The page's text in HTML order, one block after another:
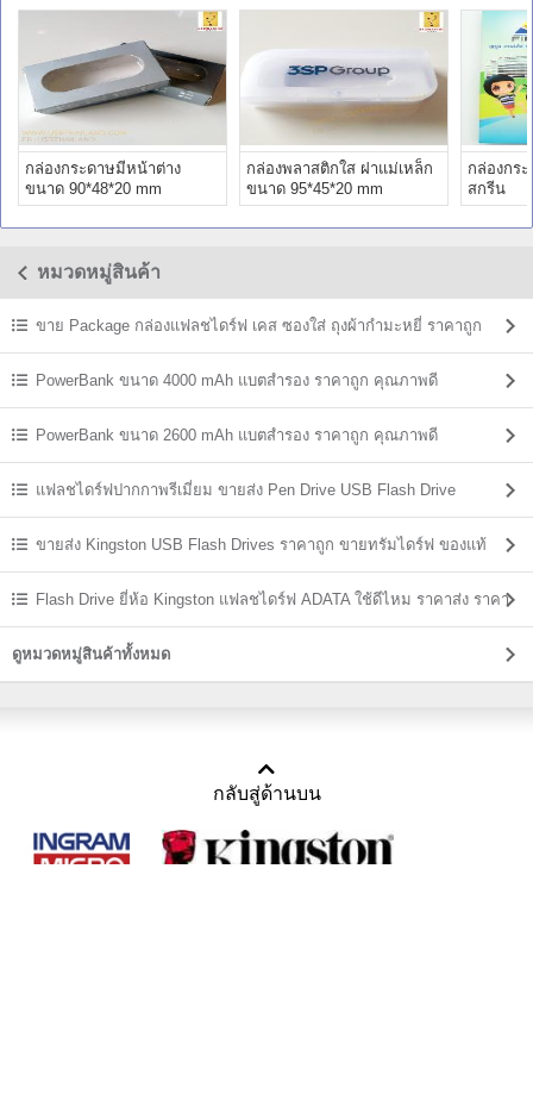
กล่องกระดาษมีหน้าต่าง
ขนาด 90*48*20 mm
กล่องพลาสติกใส ฝาแม่เหล็ก
ขนาด 95*45*20 mm
กล่องกร
สกรีน
หมวดหมู่สินค้า
ขาย Package กล่องแฟลชไดร์ฟ เคส ซองใส่ ถุงผ้ากำมะหยี่ ราคาถูก
PowerBank ขนาด 4000 mAh แบตสํารอง ราคาถูก คุณภาพดี
PowerBank ขนาด 2600 mAh แบตสํารอง ราคาถูก คุณภาพดี
แฟลชไดร์ฟปากกาพรีเมี่ยม ขายส่ง Pen Drive USB Flash Drive
ขายส่ง Kingston USB Flash Drives ราคาถูก ขายทรัมไดร์ฟ ของแท้
Flash Drive ยี่ห้อ Kingston แฟลชไดร์ฟ ADATA ใช้ดีไหม ราคาส่ง ราคา
ถูก
ดูหมวดหมู่สินค้าทั้งหมด
กลับสู่ด้านบน